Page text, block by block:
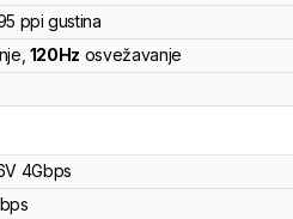
ppi gustina
120Hz osvežavanje
4Gbps